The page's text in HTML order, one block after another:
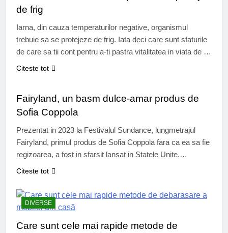
de frig
Iarna, din cauza temperaturilor negative, organismul
trebuie sa se protejeze de frig. Iata deci care sunt sfaturile
de care sa tii cont pentru a-ti pastra vitalitatea in viata de zi
cu zi in ciuda frigului de afara. Corpul nostru detine unele
Citeste tot
Fairyland, un basm dulce-amar produs de
Sofia Coppola
Prezentat in 2023 la Festivalul Sundance, lungmetrajul
Fairyland, primul produs de Sofia Coppola fara ca ea sa fie
regizoarea, a fost in sfarsit lansat in Statele Unite.
Fairyland, un basm dulce-amar produs de Sofia Coppola In
productie cofondate de tatal sau, American Zoetrope, a
achizitionat drepturile de adaptare…
Citeste tot
DIVERSE
Care sunt cele mai rapide metode de